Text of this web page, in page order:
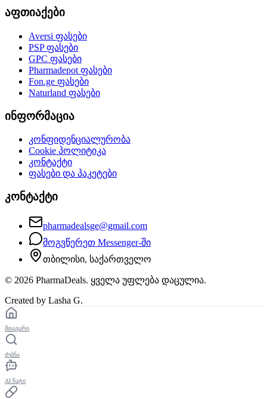
აფთიაქები
Aversi ფასები
PSPფასები
GPC ფასები
Pharmadepot ფასები
Fon.ge ფასები
Naturland ფასები
ინფორმაცია
კონფიდენციალურობა
Cookie პოლიტიკა
კონტაქტი
ფასები და პაკეტები
კონტაქტი
pharmadealsge@gmail.com
მოგვწერეთ Messenger-ში
თბილისი, საქართველო
© 2026 PharmaDeals. ყველა უფლება დაცულია.
Created by Lasha G.
მთავარი
ძებნა
AI ჩატი